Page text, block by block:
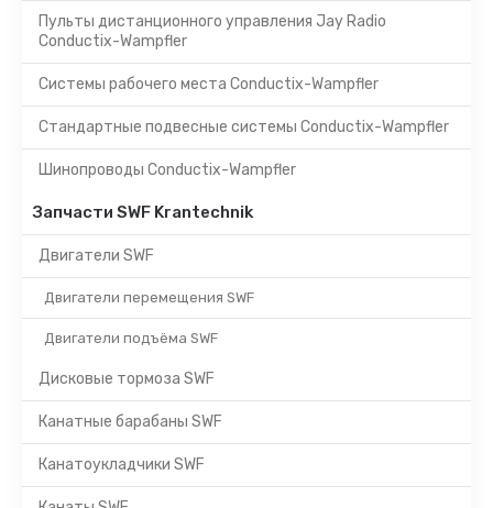
Пульты дистанционного управления Jay Radio
Conductix-Wampfler
Системы рабочего места Conductix-Wampfler
Стандартные подвесные системы Conductix-Wampfler
Шинопроводы Conductix-Wampfler
Запчасти SWF Krantechnik
Двигатели SWF
Двигатели перемещения SWF
Двигатели подъёма SWF
Дисковые тормоза SWF
Канатные барабаны SWF
Канатоукладчики SWF